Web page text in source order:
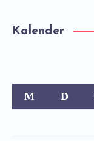
Kalender
M D